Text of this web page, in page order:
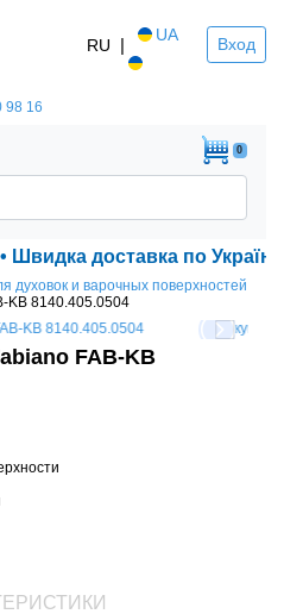
RU | UA Вход
98 16
0
доставка по Україні!
духовок и варочных поверхностей
KB 8140.405.0504
FAB-KB